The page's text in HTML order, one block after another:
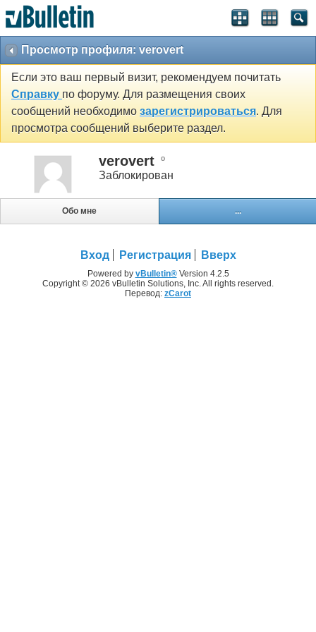
Просмотр профиля: verovert
Если это ваш первый визит, рекомендуем почитать
Справку по форуму. Для размещения своих
сообщений необходимо зарегистрироваться. Для
просмотра сообщений выберите раздел.
verovert
Заблокирован
Обо мне ...
Вход Регистрация Вверх
Powered by vBulletin®Version 4.2.5
Copyright © 2026 vBulletin Solutions, Inc. All rights reserved.
Перевод: zCarot